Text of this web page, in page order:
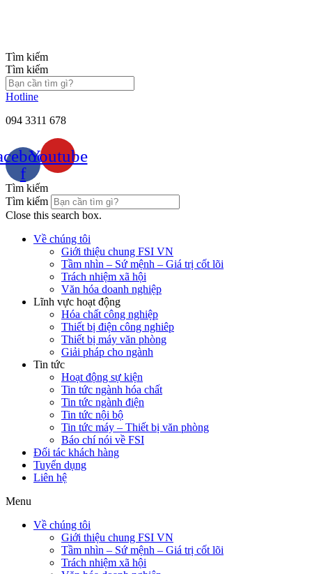
Tìm kiếm
Tìm kiếm
Hotline
094 3311 678
f
Youtube
Tìm kiếm
Tìm kiếm
Close this search box.
Về chúng tôi
Giới thiệu chung FSI VN
Tầm nhìn – Sứ mệnh – Giá trị cốt lõi
Trách nhiệm xã hội
Văn hóa doanh nghiệp
Lĩnh vực hoạt động
Hóa chất công nghiệp
Thiết bị điện công nghiêp
Thiết bị máy văn phòng
Giải pháp cho ngành
Tin tức
Hoạt động sự kiện
Tin tức ngành hóa chất
Tin tức ngành điện
Tin tức nội bộ
Tin tức máy – Thiết bị văn phòng
Báo chí nói về FSI
Đối tác khách hàng
Tuyển dụng
Liên hệ
Menu
Về chúng tôi
Giới thiệu chung FSI VN
Tầm nhìn – Sứ mệnh – Giá trị cốt lõi
Trách nhiệm xã hội